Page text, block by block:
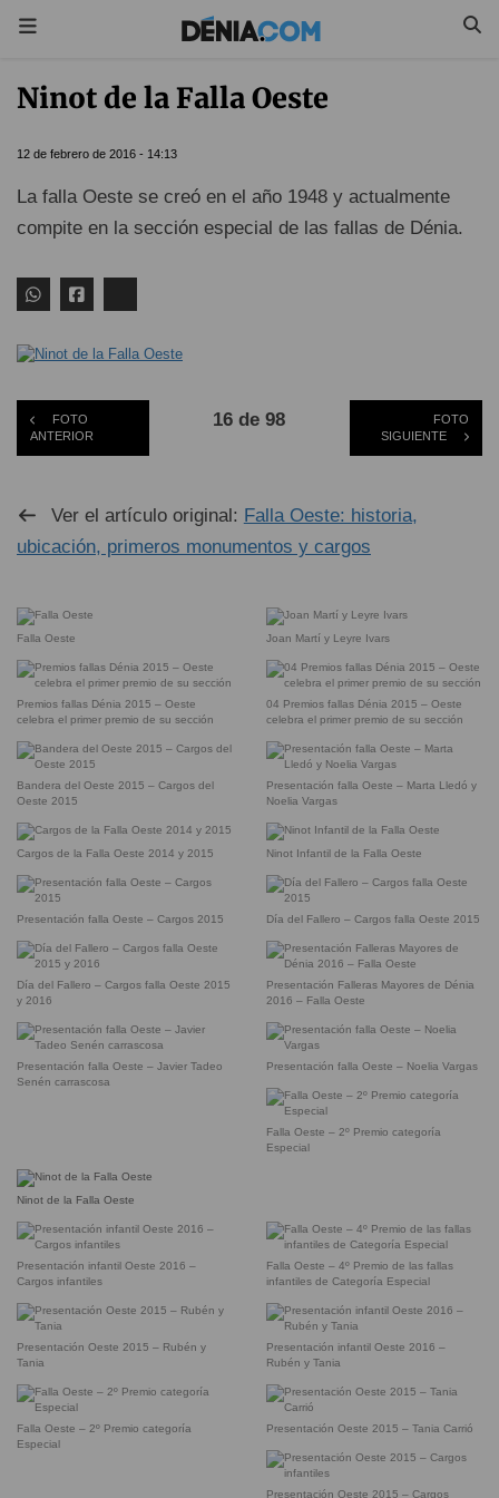
Ninot de la Falla Oeste
12 de febrero de 2016 - 14:13
La falla Oeste se creó en el año 1948 y actualmente
compite en la sección especial de las fallas de Dénia.
FOTO
ANTERIOR
16 de 98
FOTO
SIGUIENTE
Ver el artículo original: Falla Oeste: historia,
ubicación, primeros monumentos y cargos
Falla Oeste Joan Martí y Leyre Ivars
Premios fallas Dénia 2015 – Oeste
celebra el primer premio de su sección
04 Premios fallas Dénia 2015 – Oeste
celebra el primer premio de su sección
Bandera del Oeste 2015 – Cargos del
Oeste 2015
Presentación falla Oeste – Marta Lledó y
Noelia Vargas
Cargos de la Falla Oeste 2014 y 2015 Ninot Infantil de la Falla Oeste
Presentación falla Oeste – Cargos 2015 Día del Fallero – Cargos falla Oeste 2015
Día del Fallero – Cargos falla Oeste 2015
y 2016
Presentación Falleras Mayores de Dénia
2016 – Falla Oeste
Presentación falla Oeste – Javier Tadeo
Senén carrascosa
Presentación falla Oeste – Noelia Vargas
Falla Oeste – 2º Premio categoría
Especial
Ninot de la Falla Oeste
Presentación infantil Oeste 2016 –
Cargos infantiles
Falla Oeste – 4º Premio de las fallas
infantiles de Categoría Especial
Presentación Oeste 2015 – Rubén y
Tania
Presentación infantil Oeste 2016 –
Rubén y Tania
Falla Oeste – 2º Premio categoría
Especial
Presentación Oeste 2015 – Tania Carrió
Presentación Oeste 2015 – Cargos